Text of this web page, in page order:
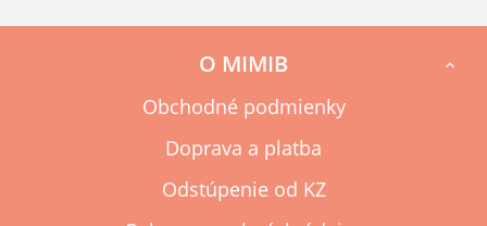
O MIMIB 
Obchodné podmienky
Doprava a platba
Odstúpenie od KZ